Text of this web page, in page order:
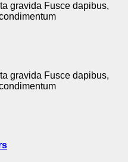
gravida Fusce dapibus,
gravida Fusce dapibus,